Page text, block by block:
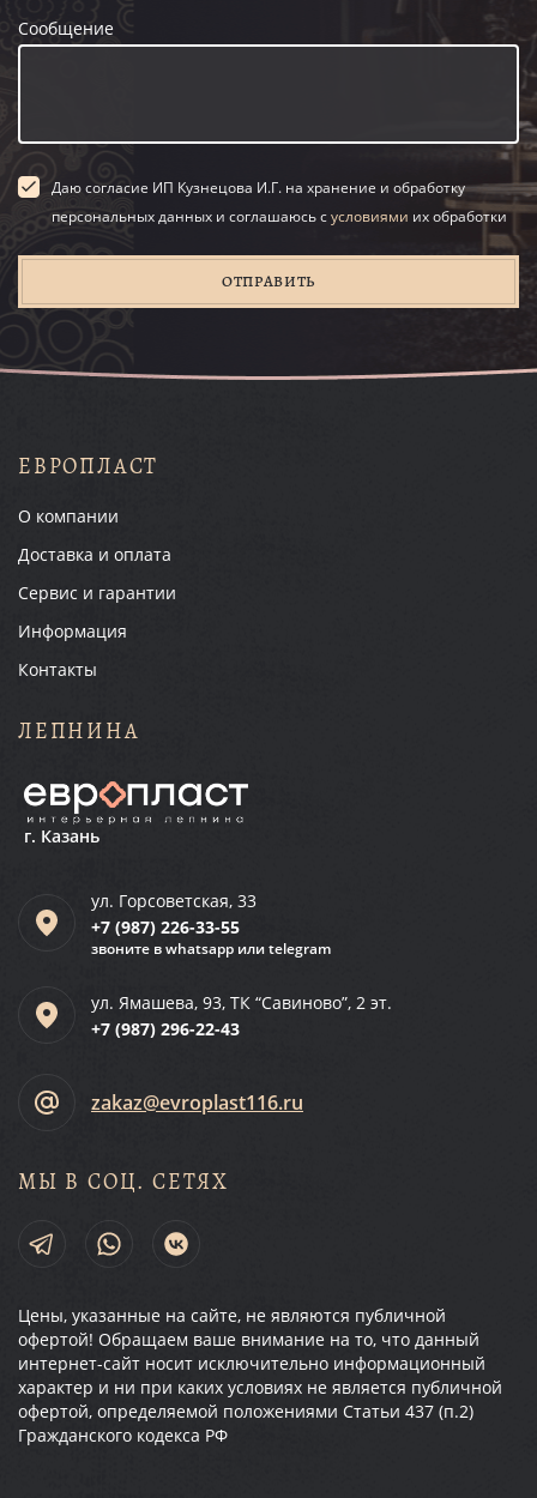
Сообщение
Даю согласие ИП Кузнецова И.Г. на хранение и обработку
персональных данных и соглашаюсь сусловиями их обработки
ОТПРАВИТЬ
ЕВРОПЛАСТ
О компании
Доставка и оплата
Сервис и гарантии
Информация
Контакты
ЛЕПНИНА
г. Казань
ул. Горсоветская, 33
+7 (987) 226-33-55
звоните в whatsapp или telegram
ул. Ямашева, 93, ТК “Савиново”, 2 эт.
+7 (987) 296-22-43
zakaz@evroplast116.ru
МЫ В СОЦ. СЕТЯХ
Цены, указанные на сайте, не являются публичной
офертой! Обращаем ваше внимание на то, что данный
интернет-сайт носит исключительно информационный
характер и ни при каких условиях не является публичной
офертой, определяемой положениями Статьи 437 (п.2)
Гражданского кодекса РФ